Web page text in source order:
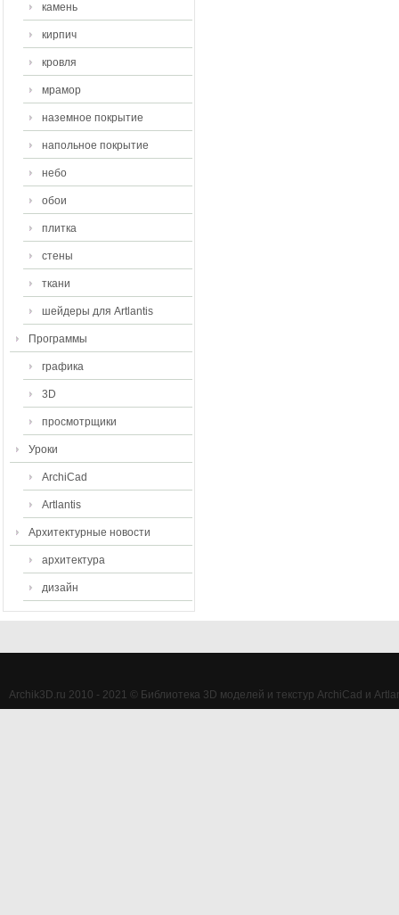
камень
кирпич
кровля
мрамор
наземное покрытие
напольное покрытие
небо
обои
плитка
стены
ткани
шейдеры для Artlantis
Программы
графика
3D
просмотрщики
Уроки
ArchiCad
Artlantis
Архитектурные новости
архитектура
дизайн
Archik3D.ru 2010 - 2021 © Библиотека 3D моделей и текстур ArchiCad и